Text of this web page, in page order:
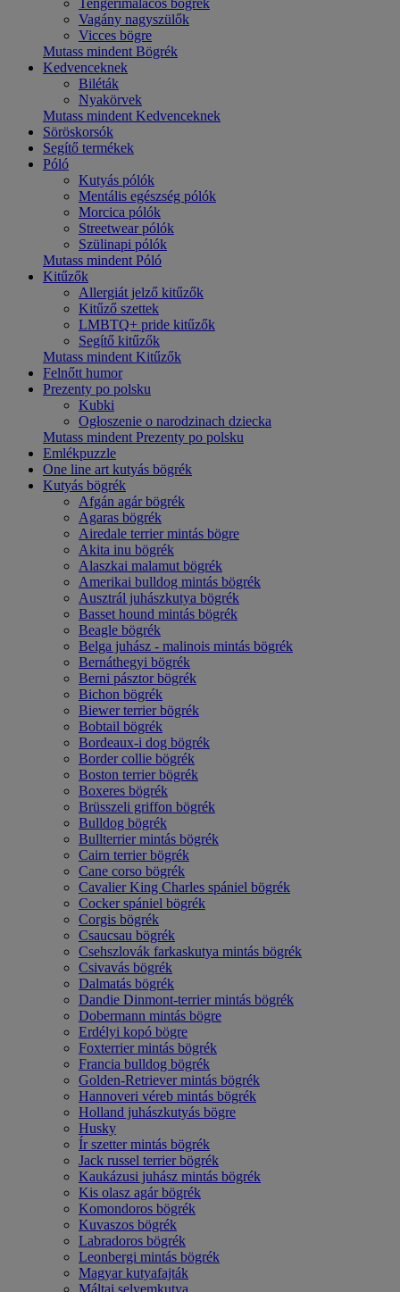
Tengerimalacos bögrék
Vagány nagyszülők
Vicces bögre
Mutass mindent Bögrék
Kedvenceknek
Biléták
Nyakörvek
Mutass mindent Kedvenceknek
Söröskorsók
Segítő termékek
Póló
Kutyás pólók
Mentális egészség pólók
Morcica pólók
Streetwear pólók
Szülinapi pólók
Mutass mindent Póló
Kitűzők
Allergiát jelző kitűzők
Kitűző szettek
LMBTQ+ pride kitűzők
Segítő kitűzők
Mutass mindent Kitűzők
Felnőtt humor
Prezenty po polsku
Kubki
Ogłoszenie o narodzinach dziecka
Mutass mindent Prezenty po polsku
Emlékpuzzle
One line art kutyás bögrék
Kutyás bögrék
Afgán agár bögrék
Agaras bögrék
Airedale terrier mintás bögre
Akita inu bögrék
Alaszkai malamut bögrék
Amerikai bulldog mintás bögrék
Ausztrál juhászkutya bögrék
Basset hound mintás bögrék
Beagle bögrék
Belga juhász - malinois mintás bögrék
Bernáthegyi bögrék
Berni pásztor bögrék
Bichon bögrék
Biewer terrier bögrék
Bobtail bögrék
Bordeaux-i dog bögrék
Border collie bögrék
Boston terrier bögrék
Boxeres bögrék
Brüsszeli griffon bögrék
Bulldog bögrék
Bullterrier mintás bögrék
Cairn terrier bögrék
Cane corso bögrék
Cavalier King Charles spániel bögrék
Cocker spániel bögrék
Corgis bögrék
Csaucsau bögrék
Csehszlovák farkaskutya mintás bögrék
Csivavás bögrék
Dalmatás bögrék
Dandie Dinmont-terrier mintás bögrék
Dobermann mintás bögre
Erdélyi kopó bögre
Foxterrier mintás bögrék
Francia bulldog bögrék
Golden-Retriever mintás bögrék
Hannoveri véreb mintás bögrék
Holland juhászkutyás bögre
Husky
Ír szetter mintás bögrék
Jack russel terrier bögrék
Kaukázusi juhász mintás bögrék
Kis olasz agár bögrék
Komondoros bögrék
Kuvaszos bögrék
Labradoros bögrék
Leonbergi mintás bögrék
Magyar kutyafajták
Máltai selyemkutya